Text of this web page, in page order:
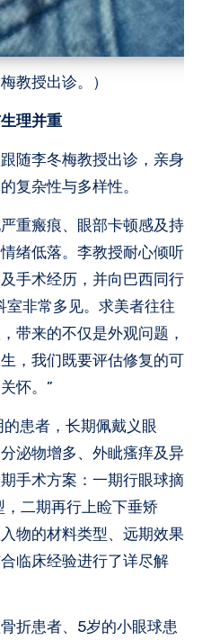
教授出诊。）
理并重
随李冬梅教授出诊，亲身
复杂性与多样性。
重瘢痕、眼部卡顿感及持
绪低落。李教授耐心倾听
手术经历，并向巴西同行
室非常多见。求美者往往
带来的不仅是外观问题，
，我们既要评估修复的可
怀。”
患者，长期佩戴义眼
泌物增多、外眦瘙痒及异
手术方案：一期行眼球摘
二期再行上睑下垂矫
物的材料类型、远期效果
临床经验进行了详尽解
折患者、5岁的小眼球患